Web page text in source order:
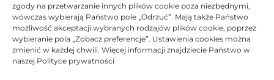
zgody na przetwarzanie innych plików cookie poza niezbędnymi,
wówczas wybierają Państwo pole „Odrzuć”. Mają także Państwo
możliwość akceptacji wybranych rodzajów plików cookie, poprzez
wybieranie pola „Zobacz preferencje”. Ustawienia cookies można
zmienić w każdej chwili. Więcej informacji znajdziecie Państwo w
naszej Polityce prywatności
KOMPATYBILNOŚĆ
PRODUKTY POWIĄZANE